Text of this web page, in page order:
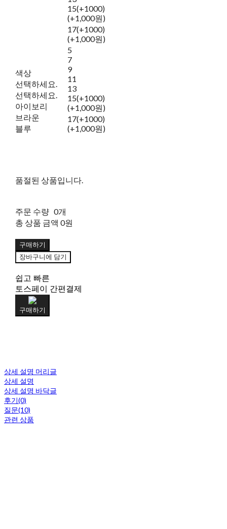
색상
선택하세요.
선택하세요.
아이보리
브라운
블루
15(+1000)
(+1,000원)
17(+1000)
(+1,000원)
5
7
9
11
13
15(+1000)
(+1,000원)
17(+1000)
(+1,000원)
품절된 상품입니다.
주문 수량 0개
총 상품 금액 0원
구매하기
장바구니에 담기
쉽고 빠른
토스페이 간편결제
구매하기
상세 설명 머리글
상세 설명
상세 설명 바닥글
후기(0)
질문(10)
관련 상품